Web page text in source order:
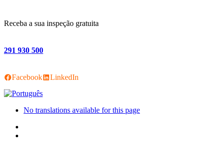
Receba a sua inspeção gratuita
291 930 500
Facebook LinkedIn
No translations available for this page